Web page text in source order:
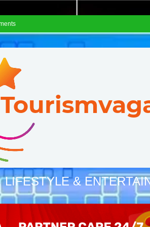
LIFESTYLE &